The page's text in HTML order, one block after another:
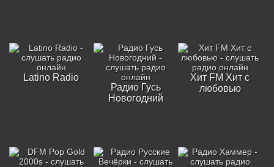
Latino Radio
Радио Гусь
Новогодний
Хит FM Хит с
любовью